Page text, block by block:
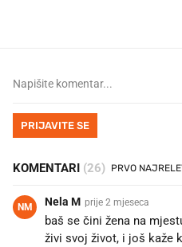
PRIJAVITE SE
KOMENTARI (26)
NM Nela M prije 2 mjeseca
baš se čini žena na
živi svoj život, i još kaže